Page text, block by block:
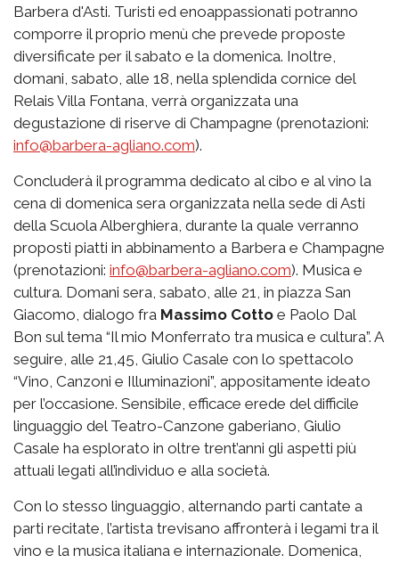
Barbera d'Asti. Turisti ed enoappassionati potranno
comporre il proprio menù che prevede proposte
diversificate per il sabato e la domenica. Inoltre,
domani, sabato, alle 18, nella splendida cornice del
Relais Villa Fontana, verrà organizzata una
degustazione di riserve di Champagne (prenotazioni:
info@barbera-agliano.com).
Concluderà il programma dedicato al cibo e al vino la
cena di domenica sera organizzata nella sede di Asti
della Scuola Alberghiera, durante la quale verranno
proposti piatti in abbinamento a Barbera e Champagne
(prenotazioni: info@barbera-agliano.com). Musica e
cultura. Domani sera, sabato, alle 21, in piazza San
Giacomo, dialogo fra Massimo Cotto e Paolo Dal
Bon sul tema “Il mio Monferrato tra musica e cultura”. A
seguire, alle 21,45, Giulio Casale con lo spettacolo
“Vino, Canzoni e Illuminazioni”, appositamente ideato
per l’occasione. Sensibile, efficace erede del difficile
linguaggio del Teatro-Canzone gaberiano, Giulio
Casale ha esplorato in oltre trent’anni gli aspetti più
attuali legati all’individuo e alla società.
Con lo stesso linguaggio, alternando parti cantate a
parti recitate, l’artista trevisano affronterà i legami tra il
vino e la musica italiana e internazionale. Domenica,